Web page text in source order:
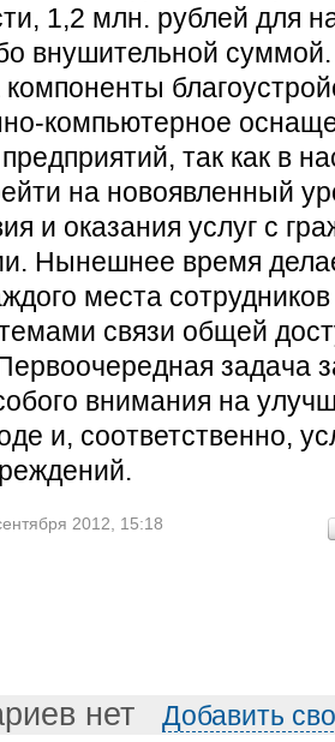
1,2 млн. рублей для
внушительной
компьютерное
так как в
на новоявленный
и оказания услуг с
Нынешнее время
места
связи общей
задача
внимания на
и, соответственно,
2012, 15:18
нет Добавить